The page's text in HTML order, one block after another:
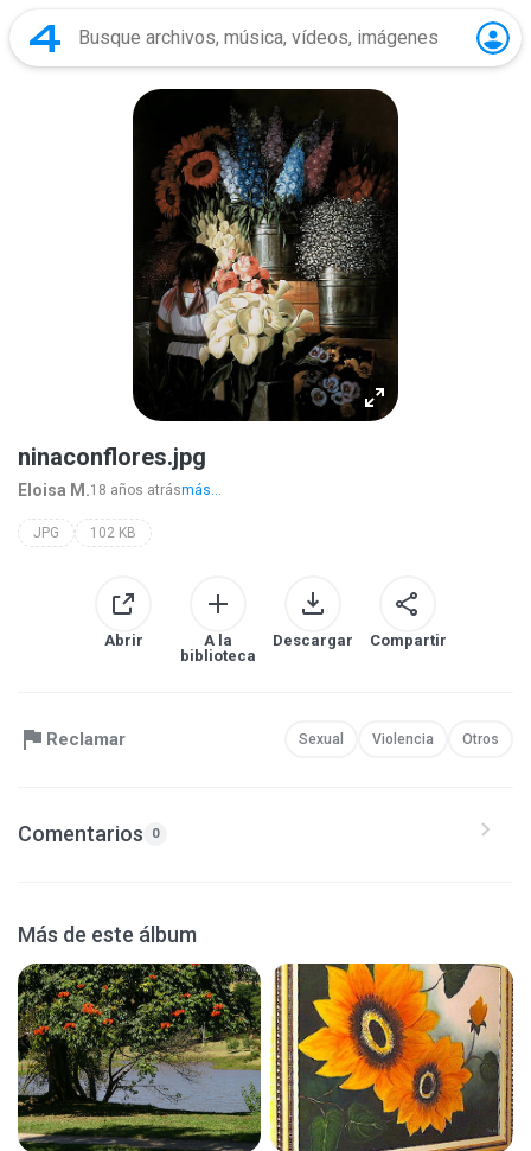
ninaconflores.jpg
Eloisa M.18 años atrásmás...
JPG 102 KB
Abrir
A la
biblioteca
Descargar Compartir
Reclamar Sexual Violencia Otros
Comentarios 0
Más de este álbum